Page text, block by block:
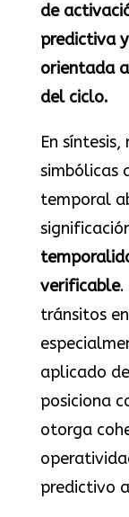
de
predictiva
orientada
del ciclo.
En
simbólicas
temporal
verificable.
tránsitos
aplicado
posiciona
otorga
predictivo